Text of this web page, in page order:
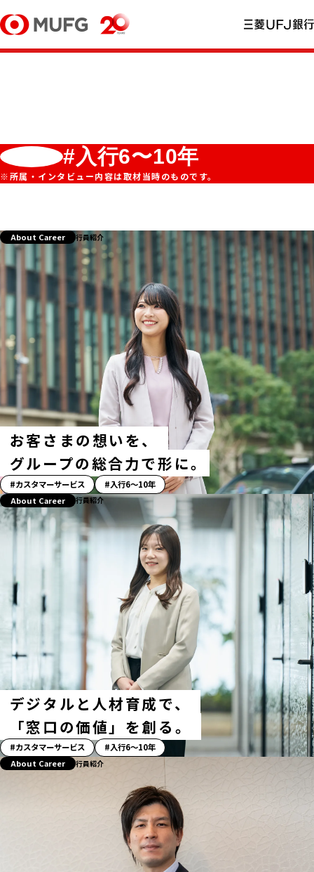
#入行6〜10年
※所属・インタビュー内容は取材当時のものです。
お客さまの想いを、
グループの総合力で形に｡
About Career 行員紹介
「ス
ト
ー
リ
シ
グ
カスタマーサービス 入行6〜10年
デジタルと人材育成で、
「窓口の価値」を創る。
About Career 行員紹介
「ス
ト
カスタマーサービス 入行6〜10年
About Career 行員紹介